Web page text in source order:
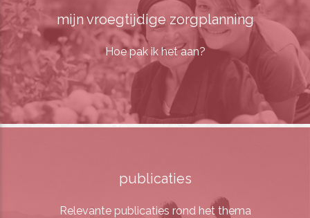
mijn vroegtijdige zorgplanning
Hoe pak ik het aan?
publicaties
Relevante publicaties rond het thema